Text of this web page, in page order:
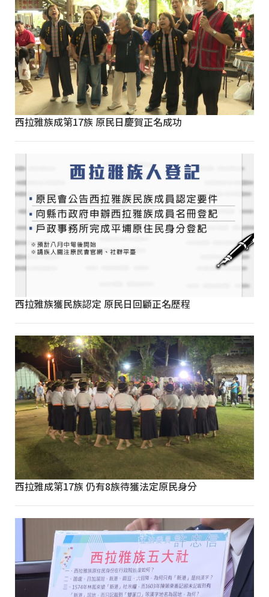
西拉雅族成第17族 原民日慶賀正名成功
西拉雅族獲民族認定 原民日回顧正名歷程
西拉雅成第17族 仍有8族待獲法定原民身分